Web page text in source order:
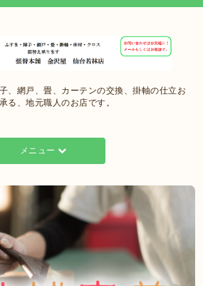
、網戸、畳、カーテンの交換、掛軸の仕立お
る、地元職人のお店です。
メニュー